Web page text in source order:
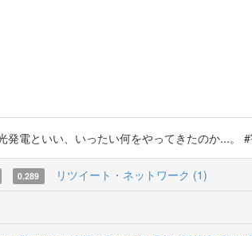
電といい、いったい何をやってきたのか...。
0.289 リツイート・ネットワーク (1)